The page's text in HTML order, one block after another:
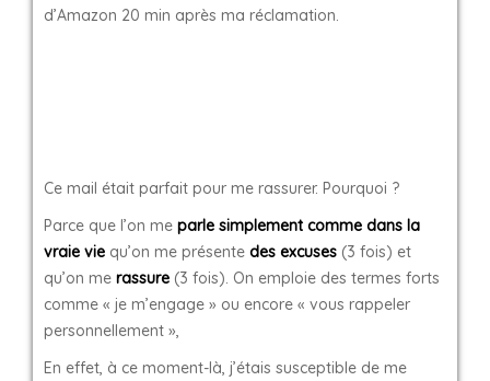
d’Amazon 20 min après ma réclamation.
Ce mail était parfait pour me rassurer. Pourquoi ?
Parce que l’on me parle simplement comme dans la
vraie vie qu’on me présente des excuses (3 fois) et
qu’on me rassure (3 fois). On emploie des termes forts
comme « je m’engage » ou encore « vous rappeler
personnellement »,
En effet, à ce moment-là, j’étais susceptible de me